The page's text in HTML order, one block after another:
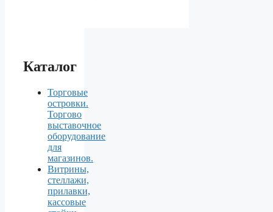
Каталог
Торговые
островки.
Торгово
выставочное
оборудование
для
магазинов.
Витрины,
стеллажи,
прилавки,
кассовые